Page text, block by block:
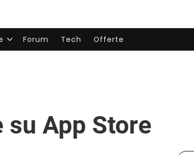
Forum Tech Offerte
App Store